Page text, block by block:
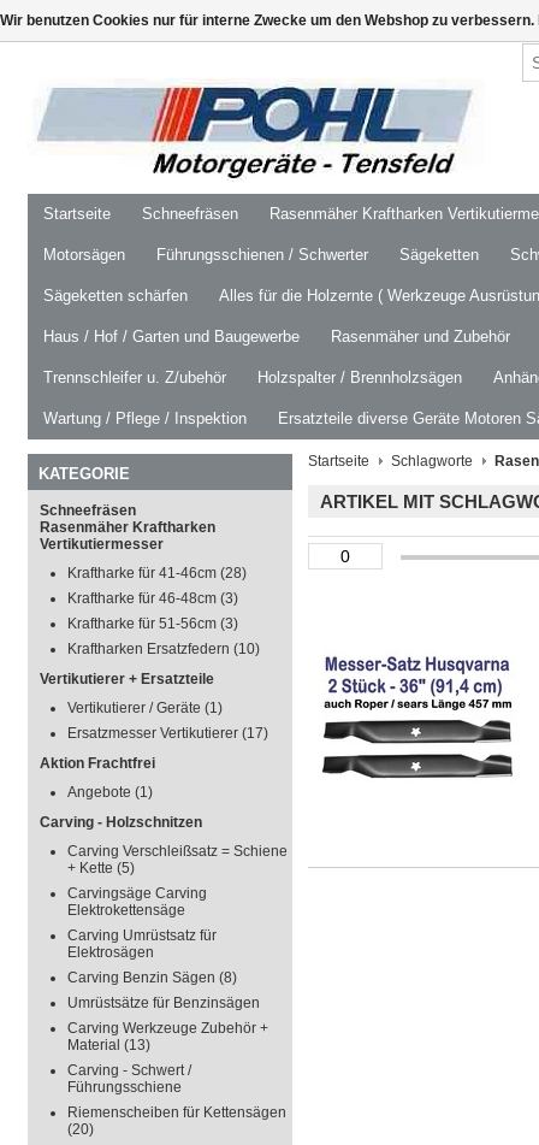
Startseite Schneefräsen Rasenmäher Kraftharken
Motorsägen Führungsschienen / Schwerter Sägeketten
Sägeketten schärfen Alles für die Holzernte ( Werkzeuge
Haus / Hof / Garten und Baugewerbe Rasenmäher und Zubehör
Trennschleifer u. Z/ubehör Holzspalter / Brennholzsägen
Wartung / Pflege / Inspektion Ersatzteile diverse Geräte Motoren
KATEGORIE
Schneefräsen
Rasenmäher Kraftharken
Vertikutiermesser
Kraftharke für 41-46cm (28)
Kraftharke für 46-48cm (3)
Kraftharke für 51-56cm (3)
Kraftharken Ersatzfedern (10)
Vertikutierer + Ersatzteile
Vertikutierer / Geräte (1)
Ersatzmesser Vertikutierer (17)
Aktion Frachtfrei
Angebote (1)
Carving - Holzschnitzen
Carving Verschleißsatz = Schiene
+ Kette (5)
Carvingsäge Carving
Elektrokettensäge
Carving Umrüstsatz für
Elektrosägen
Carving Benzin Sägen (8)
Umrüstsätze für Benzinsägen
Carving Werkzeuge Zubehör +
Material (13)
Carving - Schwert /
Führungsschiene
Riemenscheiben für Kettensägen
(20)
Startseite Schlagworte
ARTIKEL MIT
Wir benutzen Cookies nur für interne Zwecke um den Webshop zu